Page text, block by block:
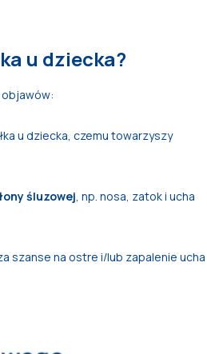
u dziecka?
u dziecka, czemu towarzyszy
śluzowej, np. nosa, zatok i ucha
szanse na ostre i/lub zapalenie ucha